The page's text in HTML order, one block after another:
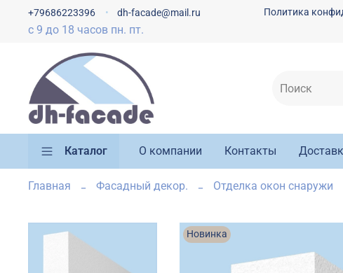
Политика
с 9 до 18 часов пн. пт.
+79686223396 dh-facade@mail.ru
Каталог О компании Контакты
Главная Фасадный декор. Отделка окон снаружи
Новинка